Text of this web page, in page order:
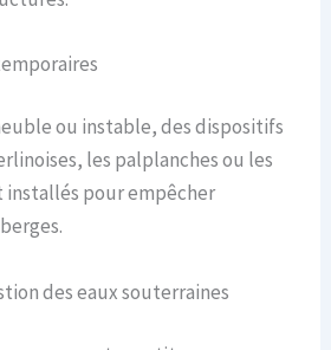
ou instable, des dispositifs
les palplanches ou les
installés pour empêcher
des eaux souterraines